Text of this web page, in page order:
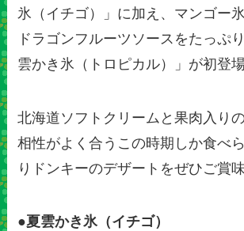
氷（イチゴ）」に加え、マンゴー
ドラゴンフルーツソースをたっぷ
雲かき氷（トロピカル）」が初登場
北海道ソフトクリームと果肉入り
相性がよく合うこの時期しか食べ
りドンキーのデザートをぜひご賞
●夏雲かき氷（イチゴ）